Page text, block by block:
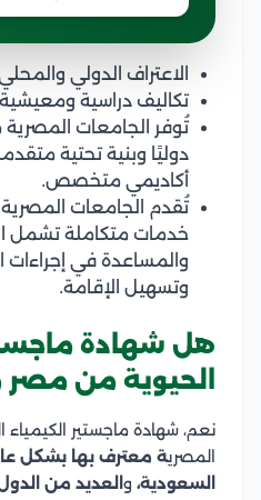
الاعتراف الدولي
تكاليف دراسية
تُوفر الجامعات
دوليًا وبنية تحتية
أكاديمي متخصص.
تُقدم الجامعات
خدمات متكاملة تشمل
والمساعدة في إجراءات
وتسهيل الإقامة.
هل شهادة
الحيوية من مصر
نعم، شهادة ماجستير الكيمياء
المصرية معترف بها بشكل
السعودية، و العديد من